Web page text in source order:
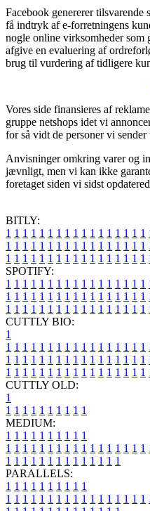
Facebook genererer tilsvarende
få indtryk af e-forretningens
nogle online virksomheder
afgive en evaluering af
brug til vurdering af tidligere
Vores side finansieres af
gruppe netshops idet vi
for så vidt de personer vi
Anvisninger omkring varer og
jævnligt, men vi kan ikke
foretaget siden vi sidst
BITLY:
1 1 1 1 1 1 1 1 1 1 1 1 1 1 1 1 1
1 1 1 1 1 1 1 1 1 1 1 1 1 1 1 1 1
1 1 1 1 1 1 1 1 1 1 1 1 1 1 1 1 1
SPOTIFY:
1 1 1 1 1 1 1 1 1 1 1 1 1 1 1 1 1
1 1 1 1 1 1 1 1 1 1 1 1 1 1 1 1 1
1 1 1 1 1 1 1 1 1 1 1 1 1 1 1 1 1
CUTTLY BIO:
1
1 1 1 1 1 1 1 1 1 1 1 1 1 1 1 1 1
1 1 1 1 1 1 1 1 1 1 1 1 1 1 1 1 1
1 1 1 1 1 1 1 1 1 1 1 1 1 1 1 1 1
CUTTLY OLD:
1
1 1 1 1 1 1 1 1 1 1
MEDIUM:
1 1 1 1 1 1 1 1 1 1
1 1 1 1 1 1 1 1 1 1 1 1 1 1 1 1 1
1 1 1 1 1 1 1 1 1 1 1 1 1 1
PARALLELS:
1 1 1 1 1 1 1 1 1 1
1 1 1 1 1 1 1 1 1 1 1 1 1 1 1 1 1